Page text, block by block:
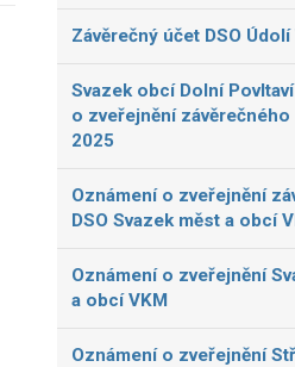
Závěrečný účet DSO
Svazek obcí Dolní
o zveřejnění
2025
Oznámení o zveřejnění
DSO Svazek měst a obcí
Oznámení o zveřejnění
a obcí VKM
Oznámení o zveřejnění